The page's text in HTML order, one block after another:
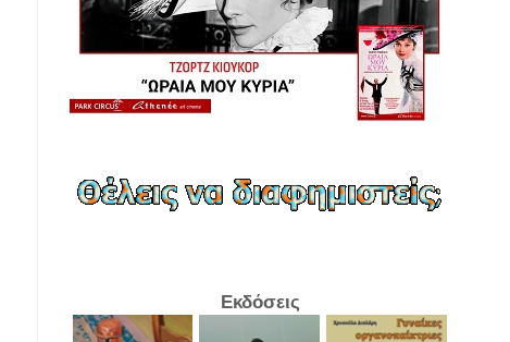
Εκδόσεις